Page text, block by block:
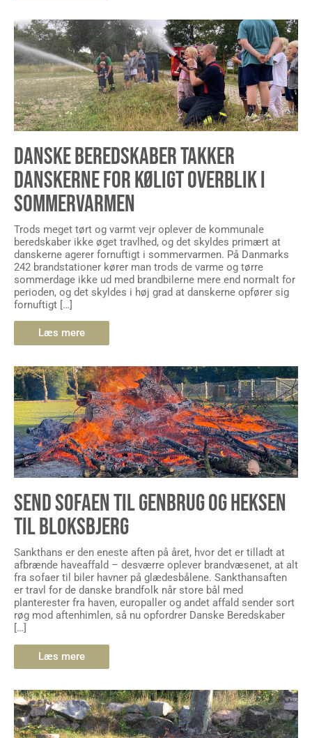
DANSKE BEREDSKABER TAKKER
DANSKERNE FOR KØLIGT OVERBLIK I
SOMMERVARMEN
Trods meget tørt og varmt vejr oplever de kommunale
beredskaber ikke øget travlhed, og det skyldes primært at
danskerne agerer fornuftigt i sommervarmen. På Danmarks
242 brandstationer kører man trods de varme og tørre
sommerdage ikke ud med brandbilerne mere end normalt for
perioden, og det skyldes i høj grad at danskerne opfører sig
fornuftigt […]
Læs mere
SEND SOFAEN TIL GENBRUG OG HEKSEN
TIL BLOKSBJERG
Sankthans er den eneste aften på året, hvor det er tilladt at
afbrænde haveaffald – desværre oplever brandvæsenet, at alt
fra sofaer til biler havner på glædesbålene. Sankthansaften
er travl for de danske brandfolk når store bål med
planterester fra haven, europaller og andet affald sender sort
røg mod aftenhimlen, så nu opfordrer Danske Beredskaber
[…]
Læs mere